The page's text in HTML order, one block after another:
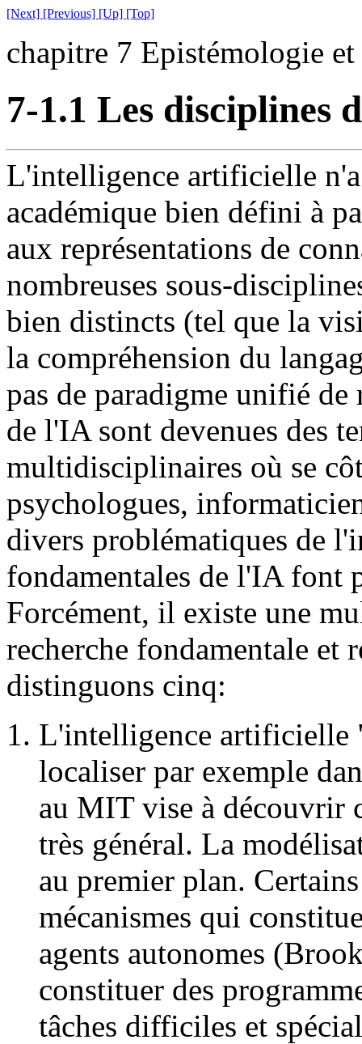
[Next] [Previous] [Up] [Top]
chapitre 7 Epistémologie
7-1.1 Les disciplines
L'intelligence artificielle
académique bien défini à
aux représentations de
nombreuses sous-
bien distincts (tel que la
la compréhension du
pas de paradigme unifié de
de l'IA sont devenues des
multidisciplinaires où se
psychologues,
divers problématiques de
fondamentales de l'IA font
Forcément, il existe une
recherche fondamentale et
distinguons cinq:
L'intelligence artificielle
localiser par exemple
au MIT vise à découvrir
très général. La
au premier plan.
mécanismes qui
agents autonomes
constituer des
tâches difficiles et